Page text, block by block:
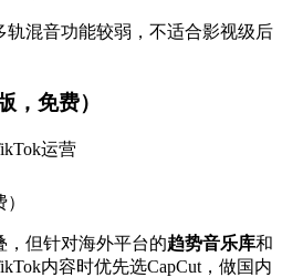
轨混音功能较弱，不适合影视级后
，免费）
运营
，但针对海外平台的趋势音乐库和
内容时优先选CapCut，做国内